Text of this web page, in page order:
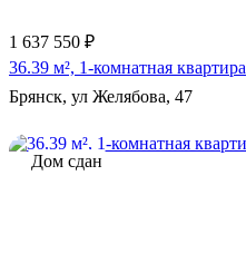
1 637 550 ₽
36.39 м², 1-комнатная квартира
Брянск, ул Желябова, 47
Дом сдан